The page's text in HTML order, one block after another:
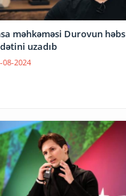
məhkəməsi Durovun həbs
uzadıb
08-2024